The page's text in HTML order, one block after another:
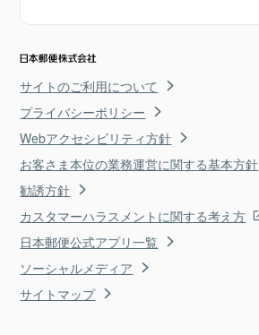
サイトのご利用について
プライバシーポリシー
Webアクセシビリティ方針
お客さま本位の業務運営に関する基本方針
勧誘方針
カスタマーハラスメントに関する考え方
日本郵便公式アプリ一覧
ソーシャルメディア
サイトマップ